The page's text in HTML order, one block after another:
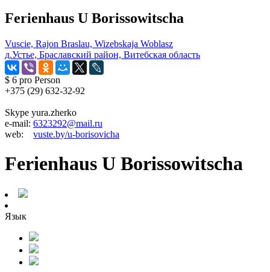
Ferienhaus U Borissowitscha
Vuscie, Rajon Braslau, Wizebskaja Woblasz
д.Устье, Браславский район, Витебская область
$ 6 pro Person
+375 (29) 632-32-92
Skype yura.zherko
e-mail: 6323292@mail.ru
web: vuste.by/u-borisovicha
Ferienhaus U Borissowitscha
Язык